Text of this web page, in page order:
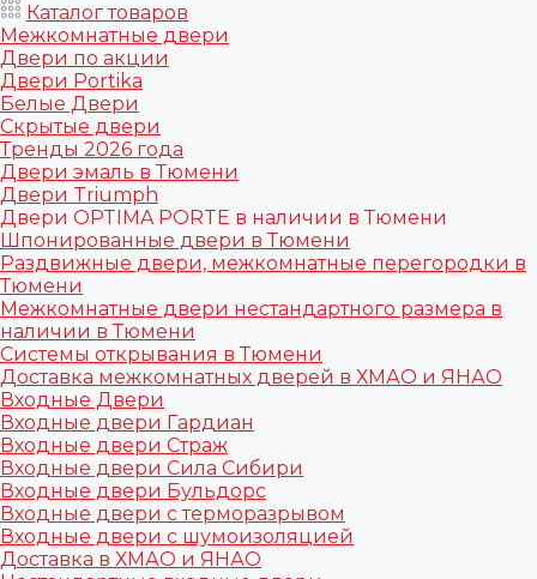
Каталог товаров
Межкомнатные двери
Двери по акции
Двери Portika
Белые Двери
Скрытые двери
Тренды 2026 года
Двери эмаль в Тюмени
Двери Triumph
Двери OPTIMA PORTE в наличии в Тюмени
Шпонированные двери в Тюмени
Раздвижные двери, межкомнатные перегородки в
Тюмени
Межкомнатные двери нестандартного размера в
наличии в Тюмени
Системы открывания в Тюмени
Доставка межкомнатных дверей в ХМАО и ЯНАО
Входные Двери
Входные двери Гардиан
Входные двери Страж
Входные двери Сила Сибири
Входные двери Бульдорс
Входные двери с терморазрывом
Входные двери с шумоизоляцией
Доставка в ХМАО и ЯНАО